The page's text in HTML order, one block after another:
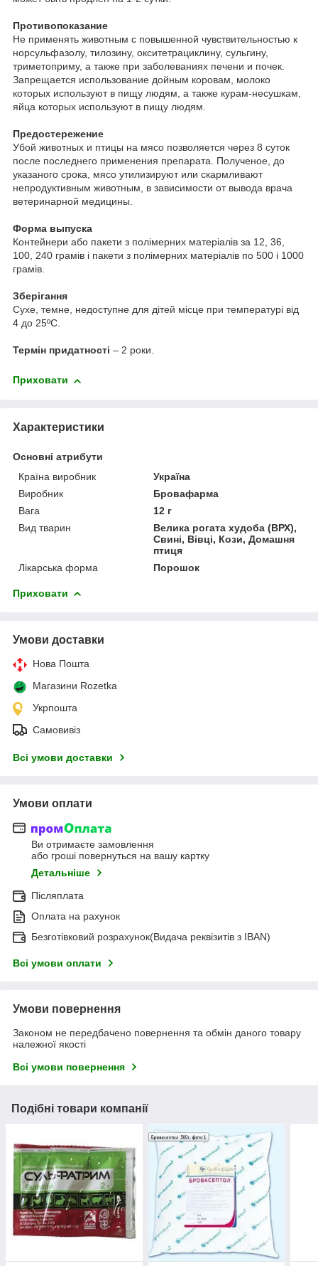
Противопоказание
Не применять животным с повышенной чувствительностью к
норсульфазолу, тилозину, окситетрациклину, сульгину,
триметоприму, а также при заболеваниях печени и почек.
Запрещается использование дойным коровам, молоко
которых используют в пищу людям, а также курам-несушкам,
яйца которых используют в пищу людям.
Предостережение
Убой животных и птицы на мясо позволяется через 8 суток
после последнего применения препарата. Полученое, до
указаного срока, мясо утилизируют или скармливают
непродуктивным животным, в зависимости от вывода врача
ветеринарной медицины.
Форма выпуска
Контейнери або пакети з полімерних матеріалів за 12, 36,
100, 240 грамів і пакети з полімерних матеріалів по 500 і 1000
грамів.
Зберігання
Сухе, темне, недоступне для дітей місце при температурі від
4 до 25ºС.
Термін придатності – 2 роки.
Приховати
Характеристики
Основні атрибути
Країна виробник
Україна
Виробник
Бровафарма
Вага
12 г
Вид тварин
Велика рогата худоба (ВРХ),
Свині, Вівці, Кози, Домашня
птиця
Лікарська форма
Порошок
Приховати
Умови доставки
Нова Пошта
Магазини Rozetka
Укрпошта
Самовивіз
Всі умови доставки
Умови оплати
Ви отримаєте замовлення
або гроші повернуться на вашу картку
Детальніше
Післяплата
Оплата на рахунок
Безготівковий розрахунок(Видача реквізитів з IBAN)
Всі умови оплати
Умови повернення
Законом не передбачено повернення та обмін даного товару
належної якості
Всі умови повернення
Подібні товари компанії